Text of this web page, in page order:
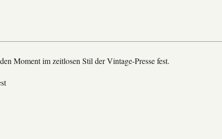
Moment im zeitlosen Stil der Vintage-Presse fest.